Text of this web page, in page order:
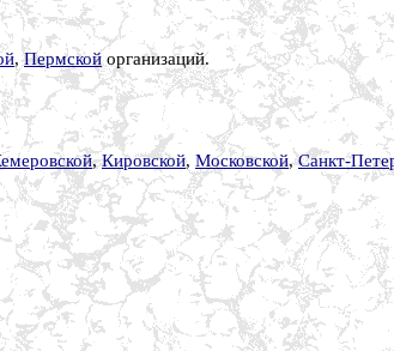
,Пермскойорганизаций.
,Кировской, Московской,Санкт-